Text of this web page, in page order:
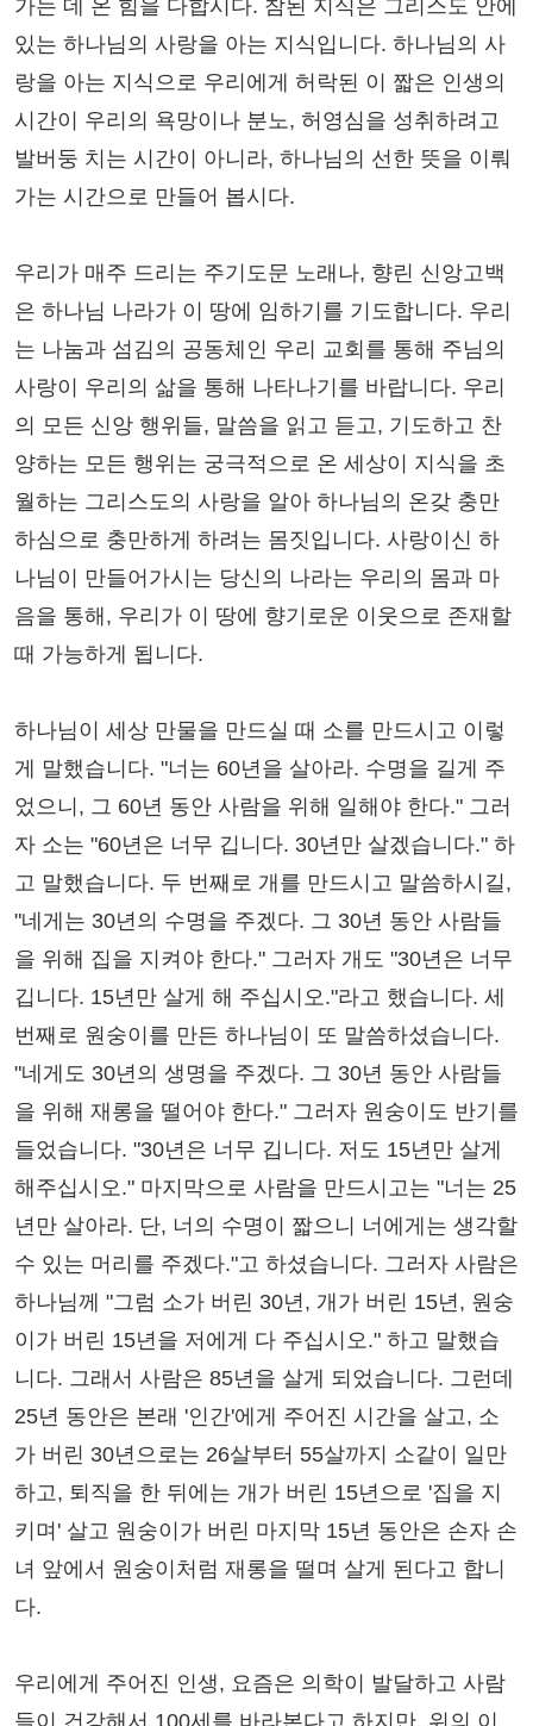
가는 데 온 힘을 다합시다. 참된 지식은 그리스도 안에
있는 하나님의 사랑을 아는 지식입니다. 하나님의 사
랑을 아는 지식으로 우리에게 허락된 이 짧은 인생의
시간이 우리의 욕망이나 분노, 허영심을 성취하려고
발버둥 치는 시간이 아니라, 하나님의 선한 뜻을 이뤄
가는 시간으로 만들어 봅시다.
우리가 매주 드리는 주기도문 노래나, 향린 신앙고백
은 하나님 나라가 이 땅에 임하기를 기도합니다. 우리
는 나눔과 섬김의 공동체인 우리 교회를 통해 주님의
사랑이 우리의 삶을 통해 나타나기를 바랍니다. 우리
의 모든 신앙 행위들, 말씀을 읽고 듣고, 기도하고 찬
양하는 모든 행위는 궁극적으로 온 세상이 지식을 초
월하는 그리스도의 사랑을 알아 하나님의 온갖 충만
하심으로 충만하게 하려는 몸짓입니다. 사랑이신 하
나님이 만들어가시는 당신의 나라는 우리의 몸과 마
음을 통해, 우리가 이 땅에 향기로운 이웃으로 존재할
때 가능하게 됩니다.
하나님이 세상 만물을 만드실 때 소를 만드시고 이렇
게 말했습니다. "너는 60년을 살아라. 수명을 길게 주
었으니, 그 60년 동안 사람을 위해 일해야 한다." 그러
자 소는 "60년은 너무 깁니다. 30년만 살겠습니다." 하
고 말했습니다. 두 번째로 개를 만드시고 말씀하시길,
"네게는 30년의 수명을 주겠다. 그 30년 동안 사람들
을 위해 집을 지켜야 한다." 그러자 개도 "30년은 너무
깁니다. 15년만 살게 해 주십시오."라고 했습니다. 세
번째로 원숭이를 만든 하나님이 또 말씀하셨습니다.
"네게도 30년의 생명을 주겠다. 그 30년 동안 사람들
을 위해 재롱을 떨어야 한다." 그러자 원숭이도 반기를
들었습니다. "30년은 너무 깁니다. 저도 15년만 살게
해주십시오." 마지막으로 사람을 만드시고는 "너는 25
년만 살아라. 단, 너의 수명이 짧으니 너에게는 생각할
수 있는 머리를 주겠다."고 하셨습니다. 그러자 사람은
하나님께 "그럼 소가 버린 30년, 개가 버린 15년, 원숭
이가 버린 15년을 저에게 다 주십시오." 하고 말했습
니다. 그래서 사람은 85년을 살게 되었습니다. 그런데
25년 동안은 본래 '인간'에게 주어진 시간을 살고, 소
가 버린 30년으로는 26살부터 55살까지 소같이 일만
하고, 퇴직을 한 뒤에는 개가 버린 15년으로 '집을 지
키며' 살고 원숭이가 버린 마지막 15년 동안은 손자 손
녀 앞에서 원숭이처럼 재롱을 떨며 살게 된다고 합니
다.
우리에게 주어진 인생, 요즘은 의학이 발달하고 사람